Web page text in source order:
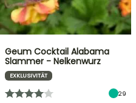
Geum Cocktail Alabama
Slammer - Nelkenwurz
EXKLUSIVITÄT
29